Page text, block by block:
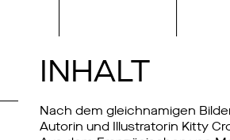
INHALT
Nach dem gleichnamigen
Autorin und Illustratorin Kitty